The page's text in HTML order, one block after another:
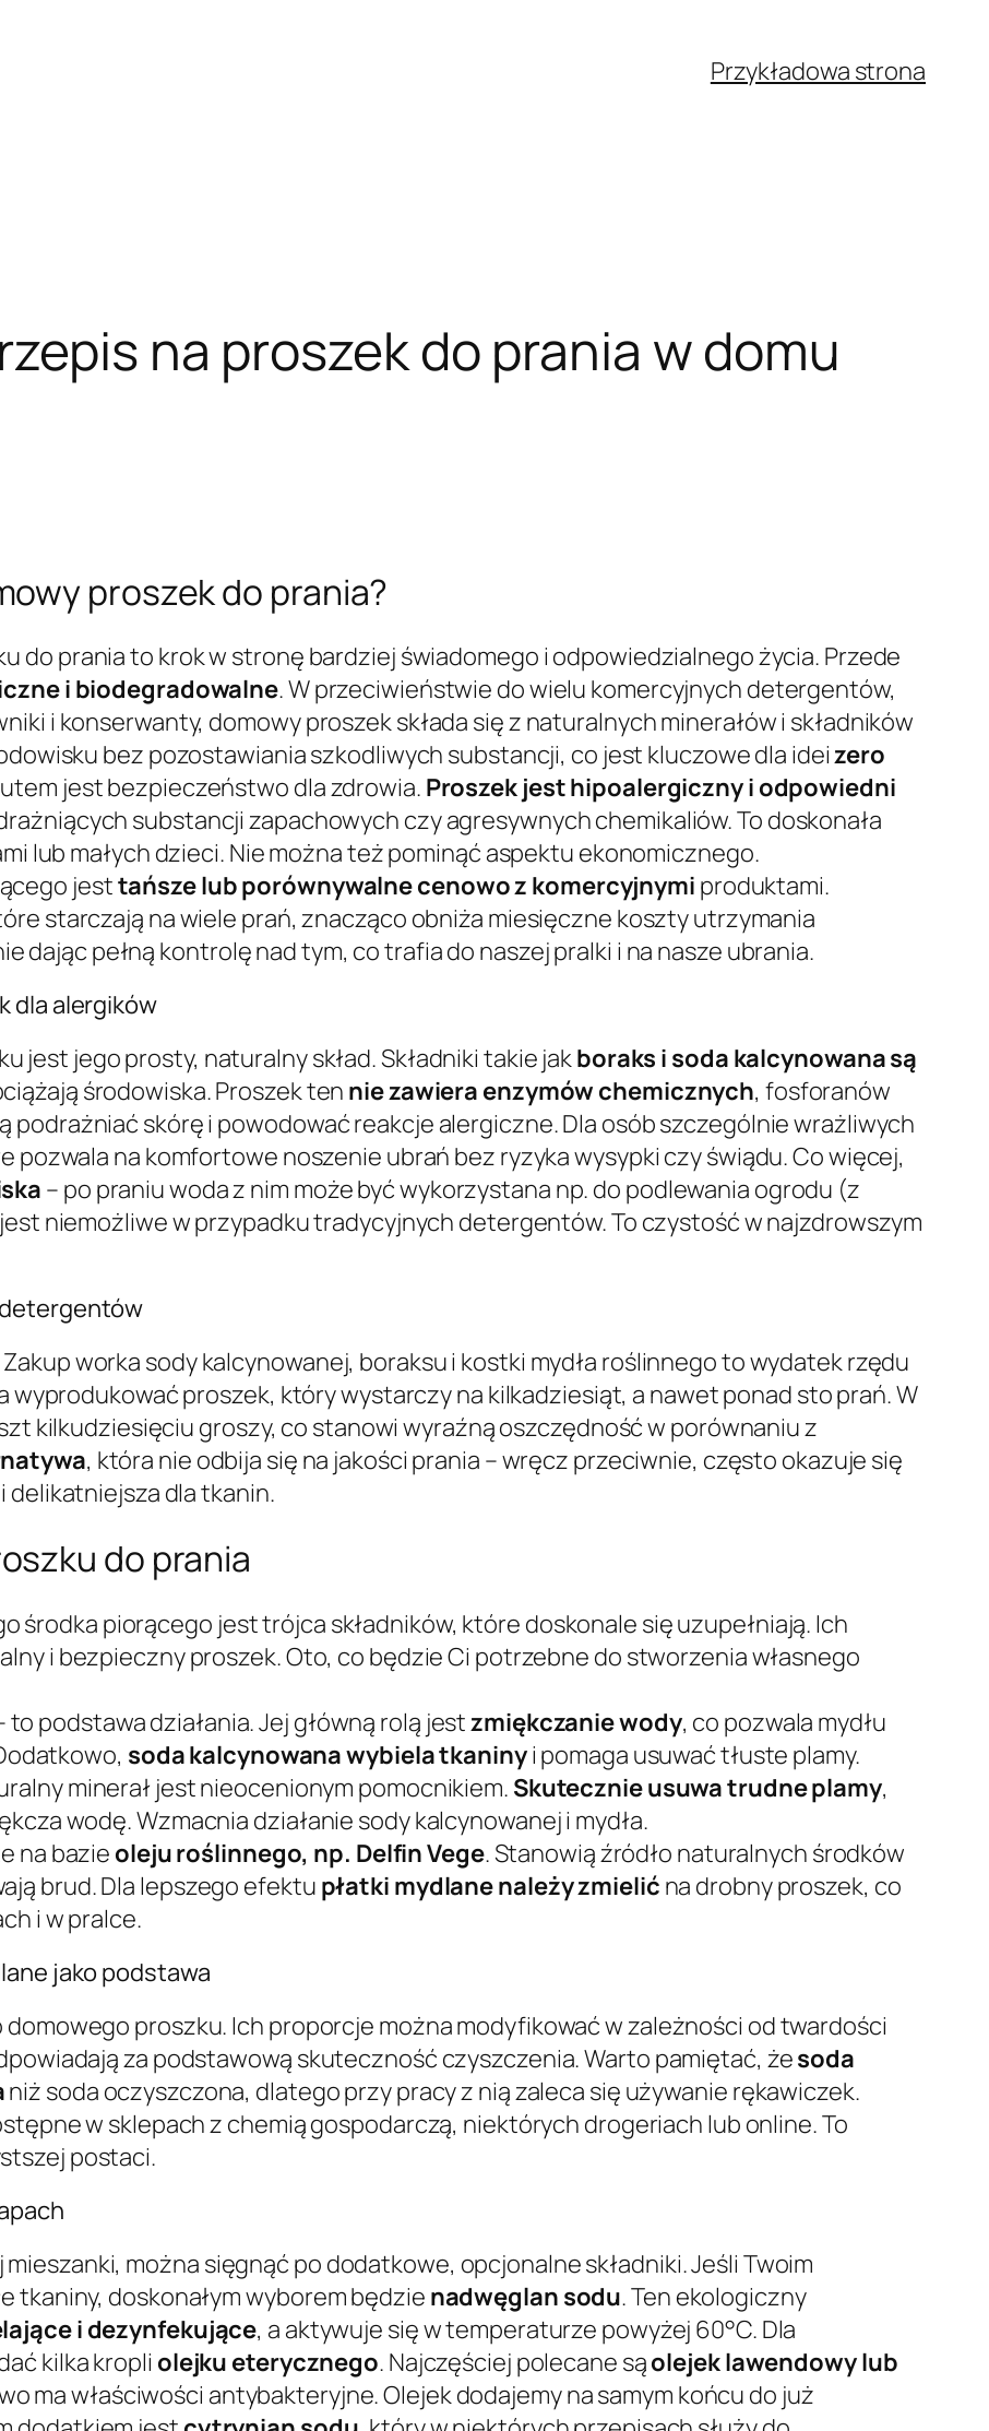
Przykładowa strona
na proszek do prania w domu
proszek do prania?
do prania to krok w stronę bardziej świadomego i odpowiedzialnego życia. Przede
i biodegradowalne. W przeciwieństwie do wielu komercyjnych detergentów,
i konserwanty, domowy proszek składa się z naturalnych minerałów i składników
bez pozostawiania szkodliwych substancji, co jest kluczowe dla ideizero
jest bezpieczeństwo dla zdrowia. Proszek jest hipoalergiczny i odpowiedni
substancji zapachowych czy agresywnych chemikaliów. To doskonała
lub małych dzieci. Nie można też pominąć aspektu ekonomicznego.
jesttańsze lub porównywalne cenowo z komercyjnymi produktami.
starczają na wiele prań, znacząco obniża miesięczne koszty utrzymania
dając pełną kontrolę nad tym, co trafia do naszej pralki i na nasze ubrania.
dla alergików
jest jego prosty, naturalny skład. Składniki takie jakboraks i soda kalcynowana są
środowiska. Proszek ten nie zawiera enzymów chemicznych, fosforanów
skórę i powodować reakcje alergiczne. Dla osób szczególnie wrażliwych
na komfortowe noszenie ubrań bez ryzyka wysypki czy świądu. Co więcej,
– po praniu woda z nim może być wykorzystana np. do podlewania ogrodu (z
niemożliwe w przypadku tradycyjnych detergentów. To czystość w najzdrowszym
worka sody kalcynowanej, boraksu i kostki mydła roślinnego to wydatek rzędu
wyprodukować proszek, który wystarczy na kilkadziesiąt, a nawet ponad sto prań. W
kilkudziesięciu groszy, co stanowi wyraźną oszczędność w porównaniu z
, która nie odbija się na jakości prania – wręcz przeciwnie, często okazuje się
dla tkanin.
do prania
środka piorącego jest trójca składników, które doskonale się uzupełniają. Ich
i bezpieczny proszek. Oto, co będzie Ci potrzebne do stworzenia własnego
to podstawa działania. Jej główną rolą jestzmiękczanie wody, co pozwala mydłu
soda kalcynowana wybiela tkaninyi pomaga usuwać tłuste plamy.
minerał jest nieocenionym pomocnikiem. Skutecznie usuwa trudne plamy,
wodę. Wzmacnia działanie sody kalcynowanej i mydła.
na bazie oleju roślinnego, np. Delfin Vege. Stanowią źródło naturalnych środków
brud. Dla lepszego efektu płatki mydlane należy zmielić na drobny proszek, co
i w pralce.
jako podstawa
proszku. Ich proporcje można modyfikować w zależności od twardości
za podstawową skuteczność czyszczenia. Warto pamiętać, żesoda
niż soda oczyszczona, dlatego przy pracy z nią zaleca się używanie rękawiczek.
w sklepach z chemią gospodarczą, niektórych drogeriach lub online. To
postaci.
można sięgnąć po dodatkowe, opcjonalne składniki. Jeśli Twoim
tkaniny, doskonałym wyborem będzie nadwęglan sodu. Ten ekologiczny
i dezynfekujące, a aktywuje się w temperaturze powyżej 60°C. Dla
kilka kropli olejku eterycznego. Najczęściej polecane sąolejek lawendowy lub
ma właściwości antybakteryjne. Olejek dodajemy na samym końcu do już